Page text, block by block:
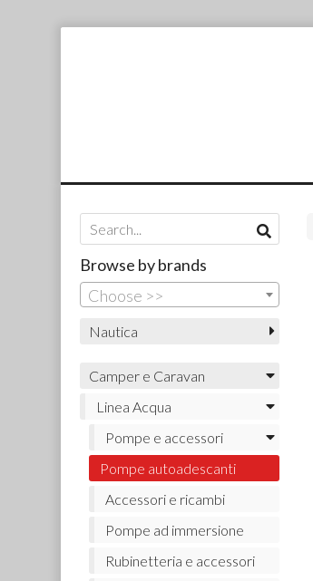
Browse by brands
Choose >>
Nautica
Camper e Caravan
Linea Acqua
Pompe e accessori
Pompe autoadescanti
Accessori e ricambi
Pompe ad immersione
Rubinetteria e accessori